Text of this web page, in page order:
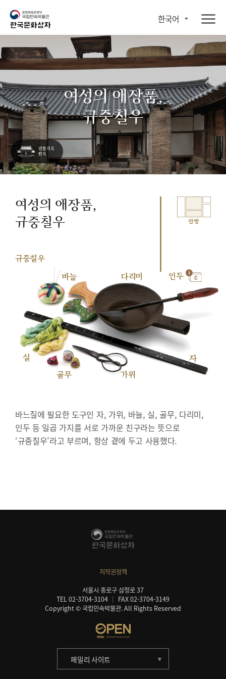
한국어
여성의 애장품,
규중칠우
여성의 애장품,
규중칠우
안방
규중칠우
바늘
다리미 인두
실
골무
가위
자
바느질에 필요한 도구인 자, 가위, 바늘, 실, 골무, 다리미,
인두 등 일곱 가지를 서로 가까운 친구라는 뜻으로
‘규중칠우’라고 부르며, 항상 곁에 두고 사용했다.
저작권정책
서울시 종로구 삼청로 37
TEL 02-3704-3104
FAX 02-3704-3149
Copyright © 국립민속박물관. All Rights Reserved
패밀리 사이트